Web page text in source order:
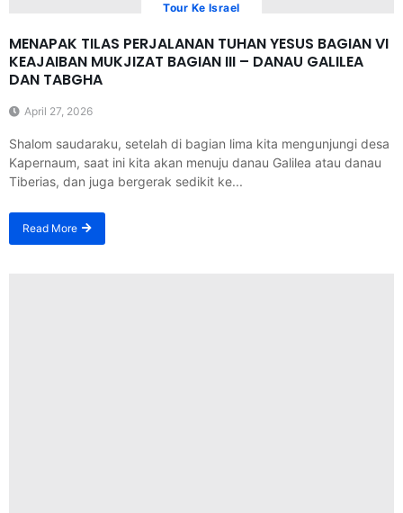
Tour Ke Israel
MENAPAK TILAS PERJALANAN TUHAN YESUS BAGIAN VI
KEAJAIBAN MUKJIZAT BAGIAN III – DANAU GALILEA
DAN TABGHA
April 27, 2026
Shalom saudaraku, setelah di bagian lima kita mengunjungi desa
Kapernaum, saat ini kita akan menuju danau Galilea atau danau
Tiberias, dan juga bergerak sedikit ke...
Read More